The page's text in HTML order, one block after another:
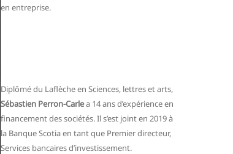
en entreprise.
Diplômé du Laflèche en Sciences, lettres et arts,
Sébastien Perron-Carlea 14 ans d’expérience en
financement des sociétés. Il s’est joint en 2019 à
la Banque Scotia en tant que Premier directeur,
Services bancaires d’investissement.